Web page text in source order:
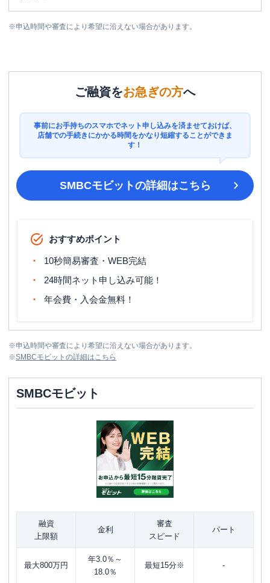
※申込時間や審査により希望に沿えない場合があります。
ご融資をお急ぎの方へ
事前にお手持ちのスマホでネット申し込みを済ませておけば、
店舗での手続きにかかる時間をかなり短縮することができま
す！
SMBCモビットの詳細はこちら
おすすめポイント
10秒簡易審査・WEB完結
24時間ネット申し込み可能！
年会費・入会金無料！
※申込時間や審査により希望に沿えない場合があります。
※SMBCモビット の詳細はこちら
SMBCモビット
融資
上限額
金利
審査
スピード
パート
最大800万円
年3.0％～
18.0％
最短15分※ -